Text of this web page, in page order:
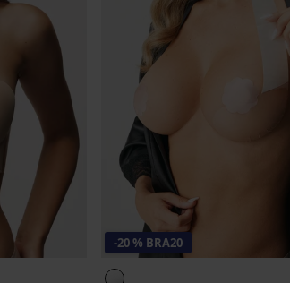
-20 % BRA20